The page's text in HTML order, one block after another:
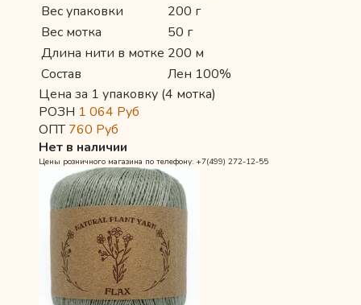
Вес упаковки
200 г
Вес мотка
50 г
Длина нити в мотке 200 м
Состав
Лен 100%
Цена за 1 упаковку (4 мотка)
РОЗН 1 064 Руб
ОПТ760 Руб
Нет в наличии
Цены розничного магазина по телефону: +7(499) 272-12-55